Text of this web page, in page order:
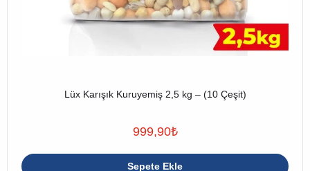
Lüx Karışık Kuruyemiş 2,5 kg – (10 Çeşit)
999,90₺
Sepete Ekle